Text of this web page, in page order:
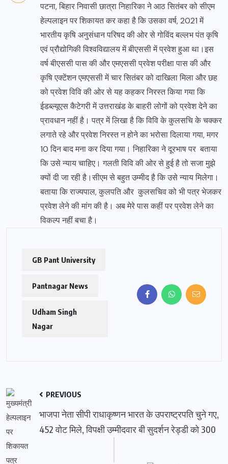
पटना, बिहार निवासी छात्रा निहारिका ने आठ सितंबर को सीएम
हेल्पलाइन पर शिकायत कर कहा है कि उसका वर्ष, 2021 में
भारतीय कृषि अनुसंधान परिषद की ओर से गोविंद बल्लभ पंत कृषि
एवं प्रौद्योगिकी विश्वविद्यालय में बीएससी में प्रवेश हुआ था।इस
वर्ष बीएससी पास की और एमएससी प्रवेश परीक्षा पास की और
कृषि एक्टेंशन एमएससी में चार सितंबर को दाखिला मिला और छह
को प्रवेश विवि की ओर से यह कहकर निरस्त किया गया कि
ईडब्ल्यूएस कैटेगरी में उत्तराखंड के बाहरी लोगों को प्रवेश देने का
प्रावधान नहीं है। पत्र में लिखा है कि विवि के कुलसचि के चक्कर
लगाते रहे और प्रवेश निरस्त न होने का भरोसा दिलाया गया, मगर
10 दिन बाद मना कर दिया गया। निहारिका ने दूरभाष पर बताया
कि उसे न्याय चाहिए। गलती विवि की ओर से हुई है तो सजा मुझे
क्यों दी जा रही है।सीएम से बहुत उम्मीद है कि उसे न्याय मिलेगा।
बताया कि राज्यपाल, कुलपति और कुलसचिव को भी पत्र भेजकर
प्रवेश लेने की मांग की है। अब मेरे पास कहीं पर प्रवेश लेने का
विकल्प नहीं बचा है।
GB Pant University
Pantnagar News
Udham Singh
Nagar
PREVIOUS
भाजपा नेता सीपी राधाकृष्णन भारत के उपराष्ट्रपति चुने गए,
452 वोट मिले, विपक्षी उम्मीदवार बी सुदर्शन रेड्डी को 300